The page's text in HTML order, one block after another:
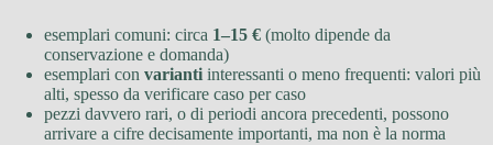
esemplari comuni: circa 1–15 € (molto dipende da
conservazione e domanda)
esemplari con varianti interessanti o meno frequenti: valori più
alti, spesso da verificare caso per caso
pezzi davvero rari, o di periodi ancora precedenti, possono
arrivare a cifre decisamente importanti, ma non è la norma